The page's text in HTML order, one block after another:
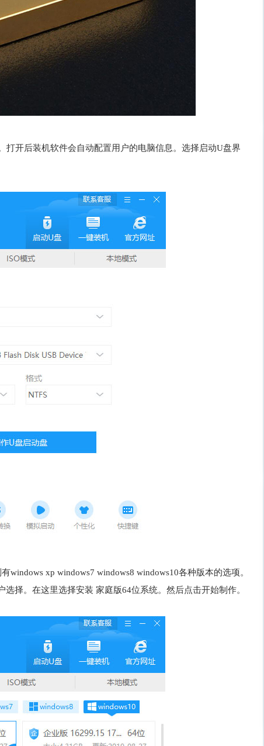
打开后装机软件会自动配置用户的电脑信息。选择启动U盘界
windows xp windows7 windows8 windows10各种版本的选项。
择。在这里选择安装 家庭版64位系统。然后点击开始制作。